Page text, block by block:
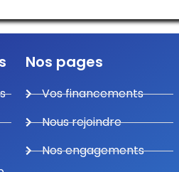
Nos pages
Vos financements
Nous rejoindre
Nos engagements